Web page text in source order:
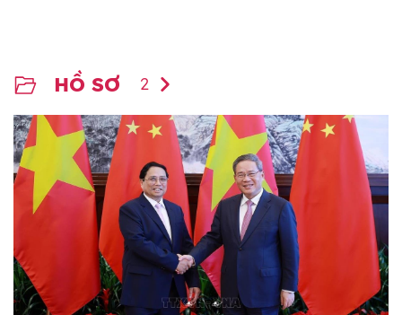
HỒ SƠ 2